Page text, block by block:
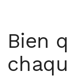
Bien